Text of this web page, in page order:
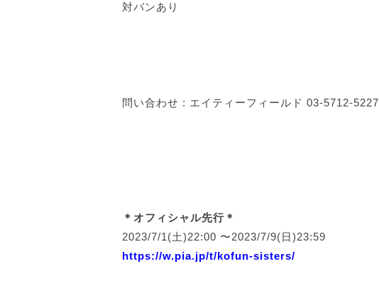
対バンあり
問い合わせ : エイティーフィールド 03-5712-5227
＊オフィシャル先行＊
2023/7/1(土)22:00 〜2023/7/9(日)23:59
https://w.pia.jp/t/kofun-sisters/